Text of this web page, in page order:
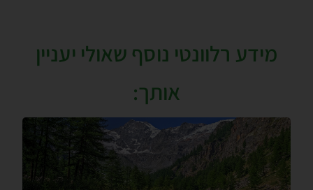
מידע רלוונטי נוסף שאולי יעניין
אותך: